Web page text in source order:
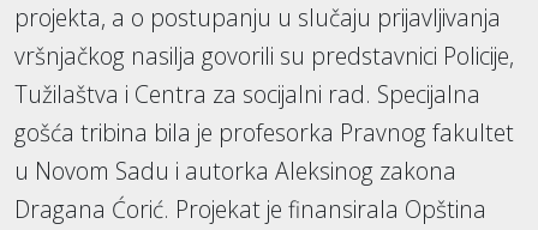
projekta, a o postupanju u slučaju prijavljivanja
vršnjačkog nasilja govorili su predstavnici Policije,
Tužilaštva i Centra za socijalni rad. Specijalna
gošća tribina bila je profesorka Pravnog fakultet
u Novom Sadu i autorka Aleksinog zakona
Dragana Ćorić. Projekat je finansirala Opština